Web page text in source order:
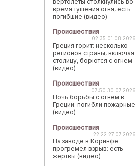
время тушения огня, есть
погибшие (видео)
Происшествия
02:35 01.08.2026
Греция горит: несколько
регионов страны, включая
столицу, борются с огнем
(видео)
Происшествия
07:50 30.07.2026
Ночь борьбы с огнём в
Греции: погибли пожарные
(видео)
Происшествия
22:22 27.07.2026
На заводе в Коринфе
прогремел взрыв: есть
жертвы (видео)